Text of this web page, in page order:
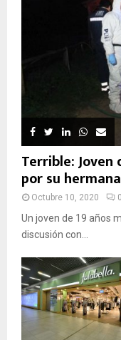
Terrible: Joven
por su
Octubre 10, 2020 0
Un joven de 19 años
discusión con...